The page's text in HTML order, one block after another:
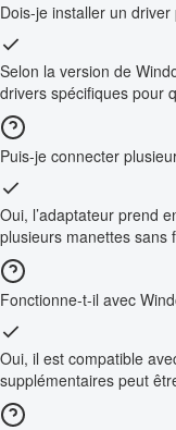
Dois-je installer un driver
Selon la version de
drivers spécifiques pour
Puis-je connecter
Oui, l’adaptateur prend
plusieurs manettes sans
Fonctionne-t-il avec
Oui, il est compatible
supplémentaires peut